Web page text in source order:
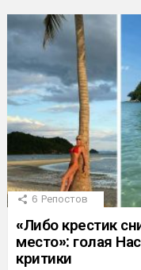
6 Репостов
«Либо крестик
место»: голая
критики